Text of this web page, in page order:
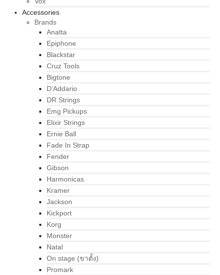
Accessories
Brands
Anatta
Epiphone
Blackstar
Cruz Tools
Bigtone
D’Addario
DR Strings
Emg Pickups
Elixir Strings
Ernie Ball
Fade In Strap
Fender
Gibson
Harmonicas
Kramer
Jackson
Kickport
Korg
Monster
Natal
On stage (ขาตั้ง)
Promark